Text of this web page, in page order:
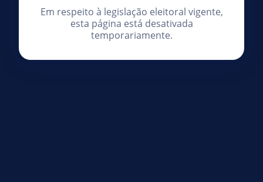
Em respeito à legislação eleitoral vigente,
esta página está desativada
temporariamente.